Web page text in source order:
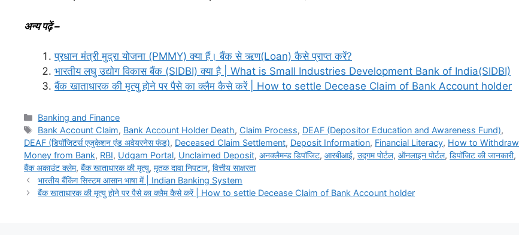
अन्य पढ़ें –
प्रधान मंत्री मुद्रा योजना (PMMY) क्या हैं। बैंक से ऋण(Loan) कैसे प्राप्त करें?
भारतीय लघु उद्योग विकास बैंक (SIDBI) क्या है | What is Small Industries Development Bank of India(SIDBI)
बैंक खाताधारक की मृत्यु होने पर पैसे का क्लैम कैसे करें | How to settle Decease Claim of Bank Account holder
Categories
Banking and Finance
Tags
Bank Account Claim, Bank Account Holder Death, Claim Process, DEAF (Depositor Education and Awareness Fund),
DEAF (डिपॉजिटर्स एजुकेशन एंड अवेयरनेस फंड), Deceased Claim Settlement, Deposit Information, Financial Literacy, How to Withdraw
Money from Bank, RBI, Udgam Portal, Unclaimed Deposit, अनक्लैमन्ड डिपॉजिट, आरबीआई, उद्गम पोर्टल, ऑनलाइन पोर्टल, डिपॉजिट की जानकारी,
बैंक अकाउंट क्लेम, बैंक खाताधारक की मृत्यु, मृतक दावा निपटान, वित्तीय साक्षरता
भारतीय बैंकिंग सिस्टम आसान भाषा में | Indian Banking System
बैंक खाताधारक की मृत्यु होने पर पैसे का क्लैम कैसे करें | How to settle Decease Claim of Bank Account holder